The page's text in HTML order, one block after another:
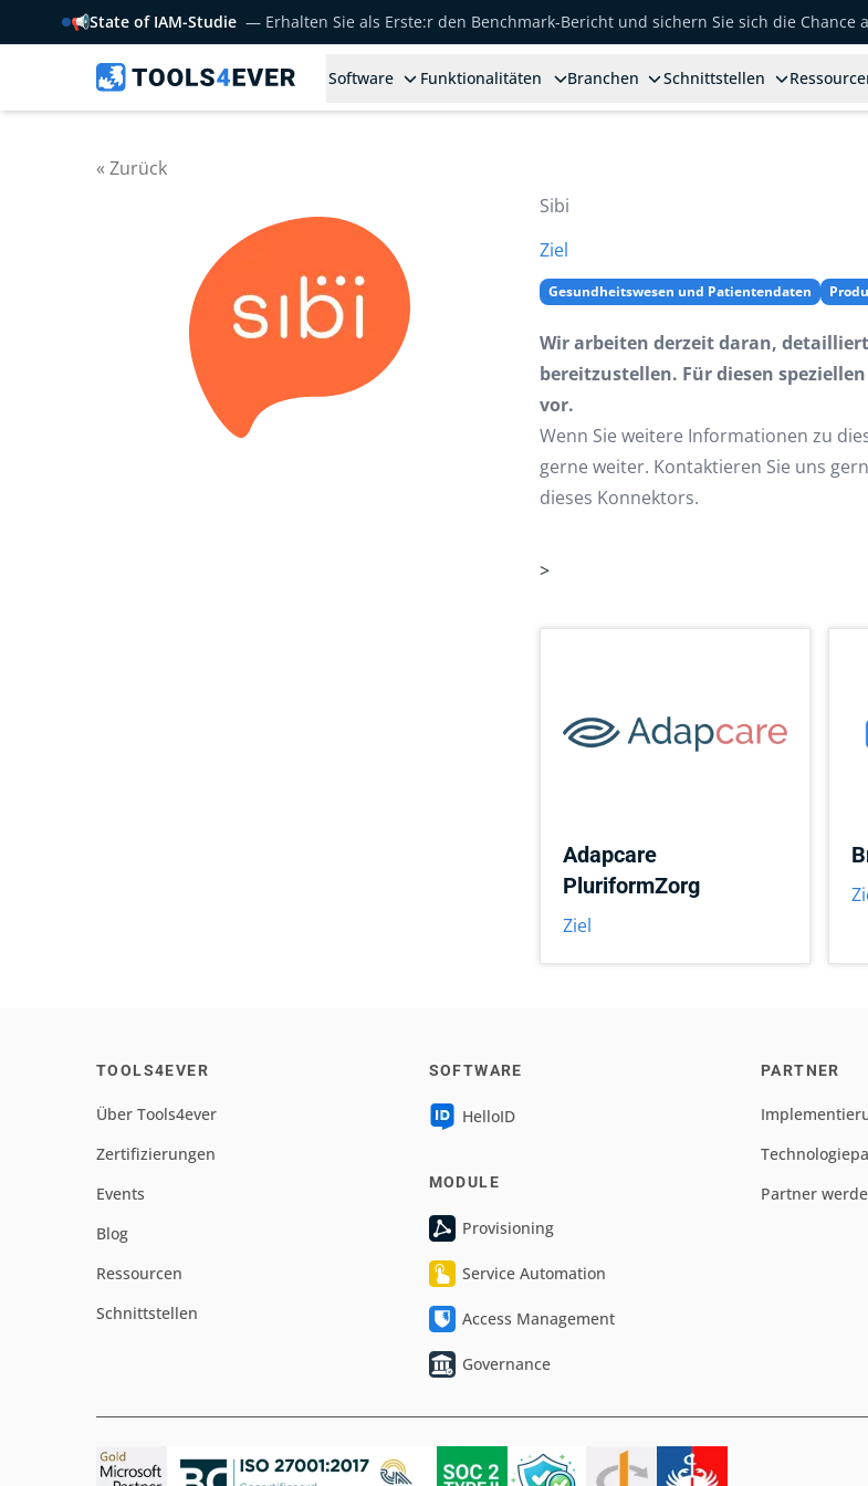
📢State of IAM-Studie — Erhalten Sie als Erste:r den Benchmark-Bericht und sichern Sie sich die Chance
Software Funktionalitäten Branchen Schnittstellen
« Zurück
Sibi
Ziel
Gesundheitswesen und Patientendaten
Wir arbeiten derzeit daran,
bereitzustellen. Für diesen
vor.
Wenn Sie weitere Informationen zu
gerne weiter. Kontaktieren Sie uns
dieses Konnektors.
>
Adapcare
PluriformZorg
Ziel
TOOLS4EVER
Über Tools4ever
Zertifizierungen
Events
Blog
Ressourcen
Schnittstellen
SOFTWARE
HelloID
MODULE
Provisioning
Service Automation
Access Management
Governance
PARTNER
Partner